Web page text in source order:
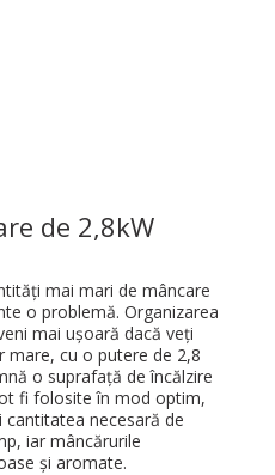
de 2,8kW
mai mari de mâncare
o problemă. Organizarea
mai ușoară dacă veți
mare, cu o putere de 2,8
o suprafață de încălzire
fi folosite în mod optim,
necesară de
iar mâncărurile
și aromate.